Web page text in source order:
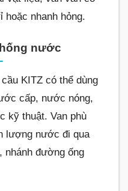
hoặc nhanh hỏng.
nước
KITZ có thể dùng
cấp, nước nóng,
kỹ thuật. Van phù
lượng nước đi qua
nhánh đường ống